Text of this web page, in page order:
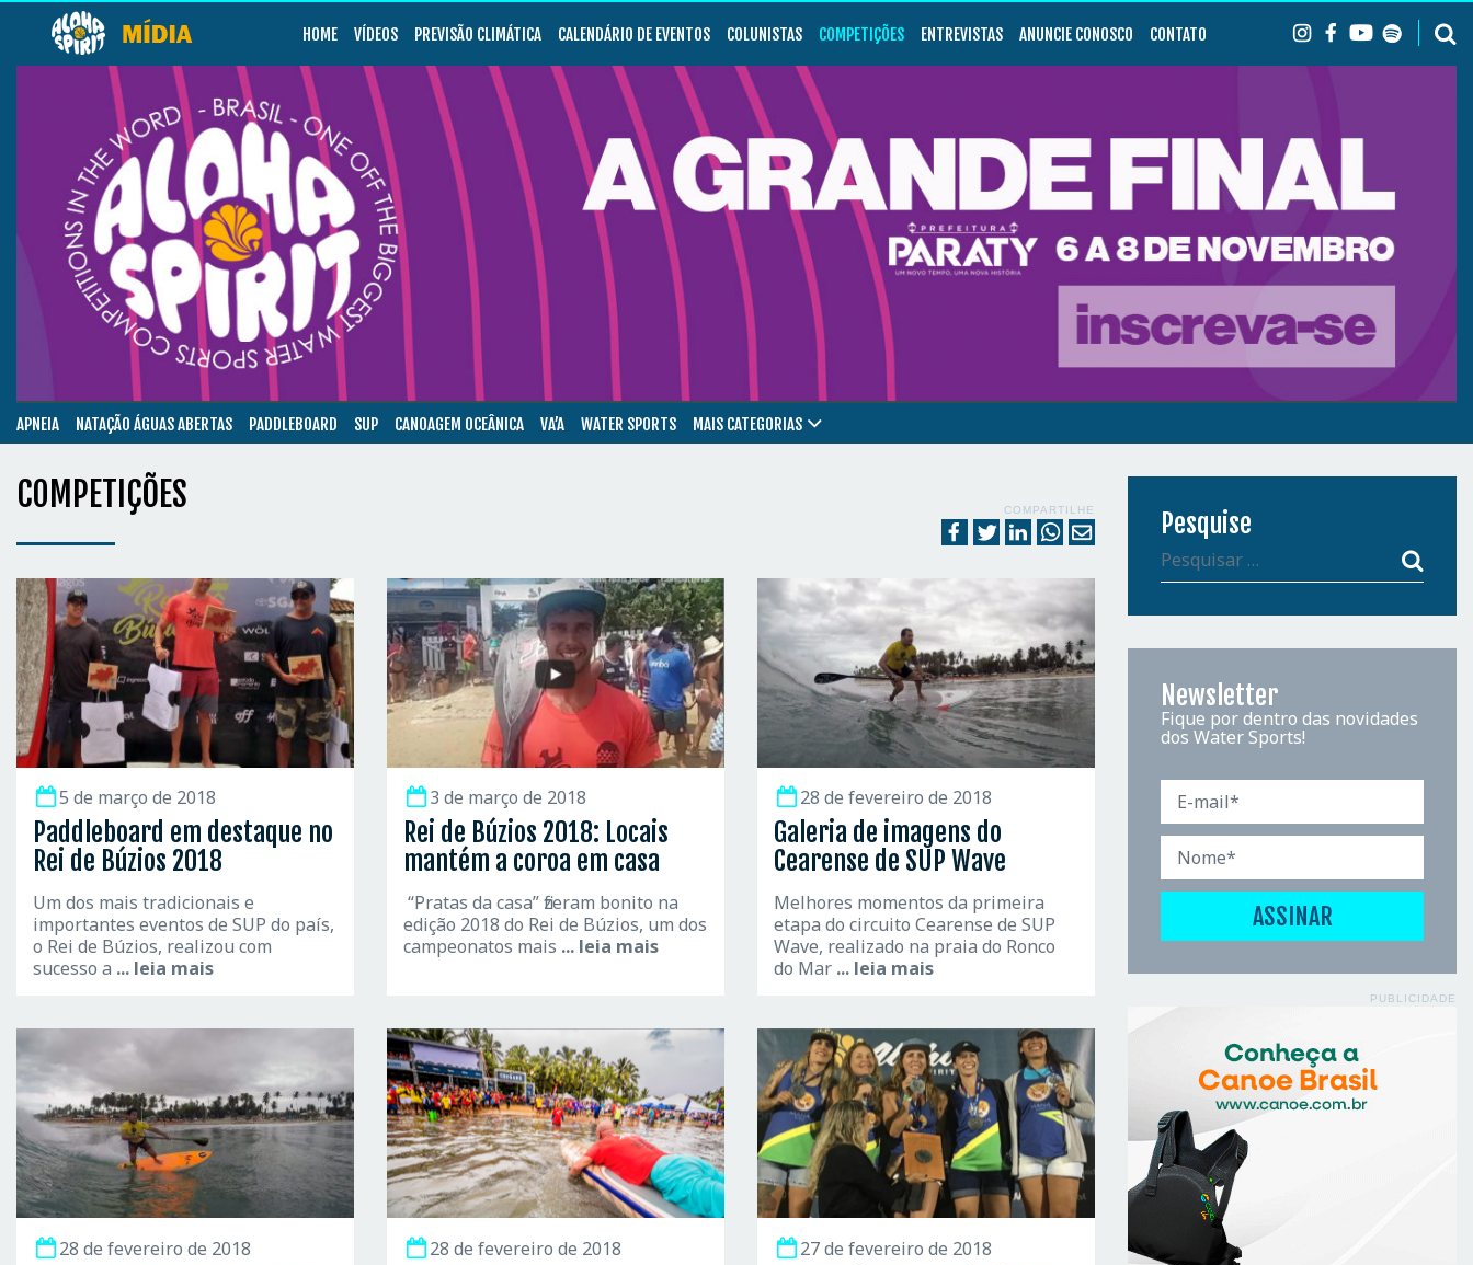
HOME VÍDEOS PREVISÃO CLIMÁTICA CALENDÁRIO DE EVENTOS COLUNISTAS COMPETIÇÕES ENTREVISTAS ANUNCIE CONOSCO CONTATO
APNEIA NATAÇÃO ÁGUAS ABERTAS PADDLEBOARD SUP CANOAGEM OCEÂNICA VA’A WATER SPORTS MAIS CATEGORIAS
COMPETIÇÕES COMPARTILHE
5 de março de 2018
Paddleboard em destaque no
Rei de Búzios 2018
Um dos mais tradicionais e
importantes eventos de SUP do país,
o Rei de Búzios, realizou com
sucesso a ... leia mais
3 de março de 2018
Rei de Búzios 2018: Locais
mantém a coroa em casa
“Pratas da casa” fizeram bonito na
edição 2018 do Rei de Búzios, um dos
campeonatos mais ... leia mais
28 de fevereiro de 2018
Galeria de imagens do
Cearense de SUP Wave
Melhores momentos da primeira
etapa do circuito Cearense de SUP
Wave, realizado na praia do Ronco
do Mar ... leia mais
28 de fevereiro de 2018 28 de fevereiro de 2018 27 de fevereiro de 2018
Pesquise
Newsletter
Fique por dentro das novidades
dos Water Sports!
PUBLICIDADE